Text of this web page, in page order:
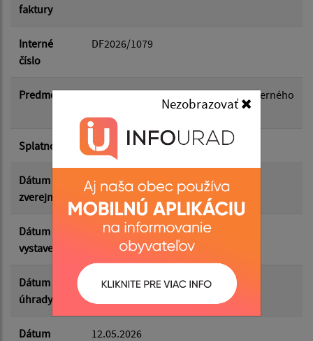
Nezobrazovať
Dátum do:
Suma od:
Filtrovať Reset
faktury
Interné
číslo
DF2026/1079
Predmet
Externý manažment - novostavba zberného
Splatnosť 14.05.2026
Dátum
zverejnenia
10.06.2026
Dátum
vystavenia
04.05.2026
Dátum
úhrady
12.05.2026
Dátum 12.05.2026